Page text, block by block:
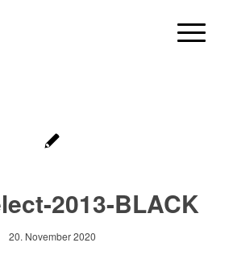
2013-BLACK
20. November 2020